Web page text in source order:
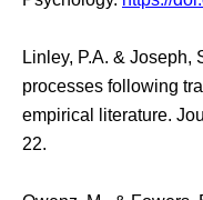
Linley, P.A. & Joseph,
processes following
empirical literature.
22.